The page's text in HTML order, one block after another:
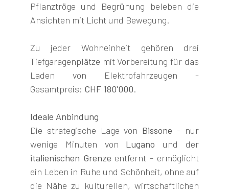
Pflanztröge und Begrünung beleben die
Ansichten mit Licht und Bewegung.
Zu jeder Wohneinheit gehören drei
Tiefgaragenplätze mit Vorbereitung für das
Laden von Elektrofahrzeugen -
Gesamtpreis: CHF 180'000.
Ideale Anbindung
Die strategische Lage von Bissone - nur
wenige Minuten von Lugano und der
italienischen Grenze entfernt - ermöglicht
ein Leben in Ruhe und Schönheit, ohne auf
die Nähe zu kulturellen, wirtschaftlichen